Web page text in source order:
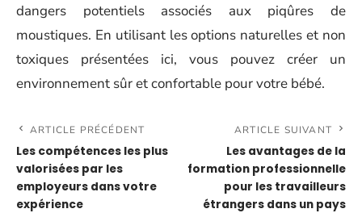
dangers potentiels associés aux piqûres de
moustiques. En utilisant les options naturelles et non
toxiques présentées ici, vous pouvez créer un
environnement sûr et confortable pour votre bébé.
ARTICLE PRÉCÉDENT
Les compétences les plus
valorisées par les
employeurs dans votre
expérience
ARTICLE SUIVANT
Les avantages de la
formation professionnelle
pour les travailleurs
étrangers dans un pays